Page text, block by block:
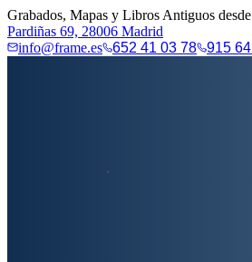
Grabados, Mapas y Libros Antiguos
Pardiñas 69, 28006 Madrid
info@frame.es
652 41 03 78 915